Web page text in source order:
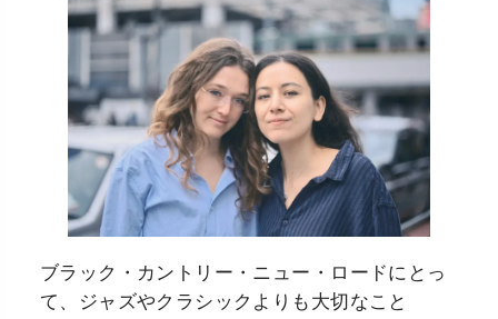
ブラック・カントリー・ニュー・ロードにとっ
て、ジャズやクラシックよりも大切なこと